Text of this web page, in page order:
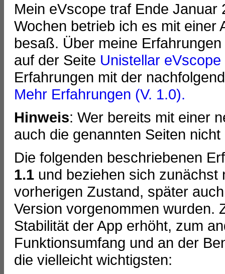
Mein eVscope traf Ende
Wochen betrieb ich es mit einer
besaß. Über meine
auf der Seite Unistellar
Erfahrungen mit der
Mehr Erfahrungen (V. 1.0).
Hinweis: Wer bereits mit einer
auch die genannten Seiten
Die folgenden beschriebenen
1.1 und beziehen sich zunächst
vorherigen Zustand, später
Version vorgenommen wurden.
Stabilität der App erhöht, zum
Funktionsumfang und an der
die vielleicht wichtigsten: